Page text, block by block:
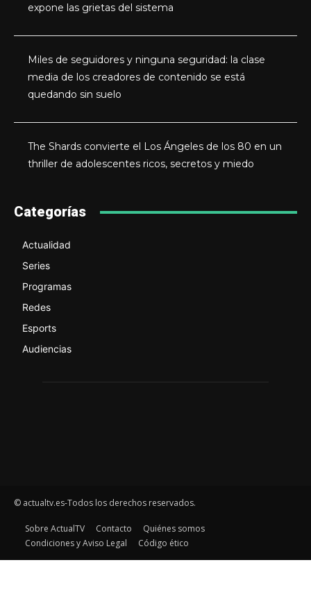
expone las grietas del sistema
Miles de seguidores y ninguna seguridad: la clase
media de los creadores de contenido se está
quedando sin suelo
The Shards convierte el Los Ángeles de los 80 en un
thriller de adolescentes ricos, secretos y miedo
Categorías
Actualidad
Series
Programas
Redes
Esports
Audiencias
© actualtv.es-Todos los derechos reservados.
Sobre ActualTV Contacto
Quiénes somos
Condiciones y Aviso Legal
Código ético